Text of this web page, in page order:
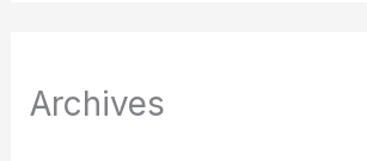
Archives